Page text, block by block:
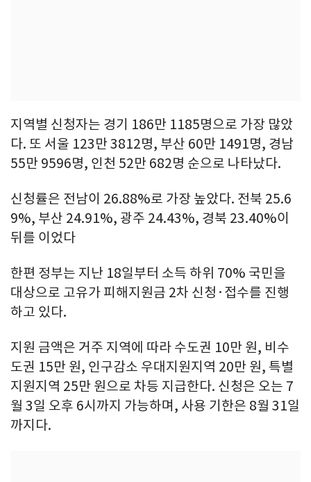
지역별 신청자는 경기 186만 1185명으로 가장 많았
다. 또 서울 123만 3812명, 부산 60만 1491명, 경남
55만 9596명, 인천 52만 682명 순으로 나타났다.
신청률은 전남이 26.88%로 가장 높았다. 전북 25.6
9%, 부산 24.91%, 광주 24.43%, 경북 23.40%이
뒤를 이었다
한편 정부는 지난 18일부터 소득 하위 70% 국민을
대상으로 고유가 피해지원금 2차 신청·접수를 진행
하고 있다.
지원 금액은 거주 지역에 따라 수도권 10만 원, 비수
도권 15만 원, 인구감소 우대지원지역 20만 원, 특별
지원지역 25만 원으로 차등 지급한다. 신청은 오는 7
월 3일 오후 6시까지 가능하며, 사용 기한은 8월 31일
까지다.